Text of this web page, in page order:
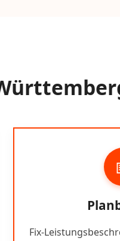
Fix-